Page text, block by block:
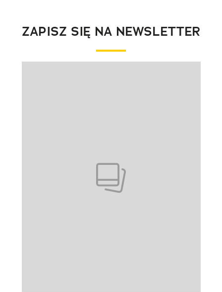
ZAPISZ SIĘ NA NEWSLETTER